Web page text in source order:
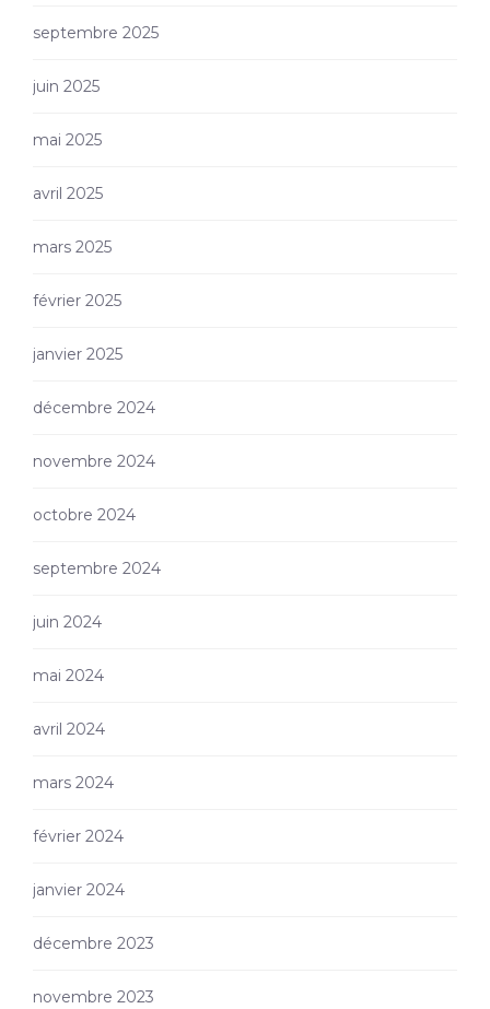
septembre 2025
juin 2025
mai 2025
avril 2025
mars 2025
février 2025
janvier 2025
décembre 2024
novembre 2024
octobre 2024
septembre 2024
juin 2024
mai 2024
avril 2024
mars 2024
février 2024
janvier 2024
décembre 2023
novembre 2023